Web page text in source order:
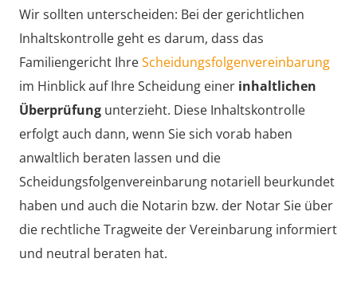
Wir sollten unterscheiden: Bei der gerichtlichen
Inhaltskontrolle geht es darum, dass das
Familiengericht IhreScheidungsfolgenvereinbarung
im Hinblick auf Ihre Scheidung einer inhaltlichen
Überprüfung unterzieht. Diese Inhaltskontrolle
erfolgt auch dann, wenn Sie sich vorab haben
anwaltlich beraten lassen und die
Scheidungsfolgenvereinbarung notariell beurkundet
haben und auch die Notarin bzw. der Notar Sie über
die rechtliche Tragweite der Vereinbarung informiert
und neutral beraten hat.